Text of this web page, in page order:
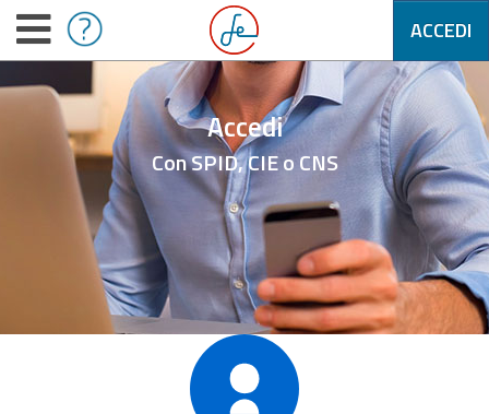
ACCEDI
Accedi
Con SPID, CIE o CNS